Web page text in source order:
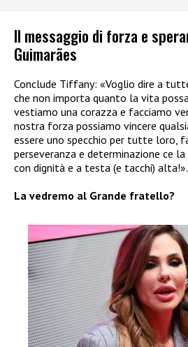
Il messaggio di forza e
Guimarães
Conclude Tiffany: «Voglio dire a
che non importa quanto la vita
vestiamo una corazza e facciamo
nostra forza possiamo vincere
essere uno specchio per tutte loro,
perseveranza e determinazione ce
con dignità e a testa (e tacchi) alta!».
La vedremo al Grande fratello?